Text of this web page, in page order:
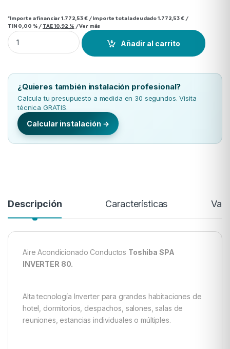
*Importe a financiar1.772,53 € /Importe total adeudado1.772,53 €/
TIN 0,00 % / TAE10,92 % /Ver más
Conductos Toshiba SPA INVERTER 80 R32 quantity
Añadir al carrito
¿Quieres también instalación profesional?
Calcula tu presupuesto a medida en 30 segundos. Visita
técnica GRATIS.
Calcular instalación →
Descripción Características
Aire Acondicionado Conductos Toshiba SPA
INVERTER 80.
Alta tecnología Inverter para grandes habitaciones de
hotel, dormitorios, despachos, salones, salas de
reuniones, estancias individuales o múltiples.